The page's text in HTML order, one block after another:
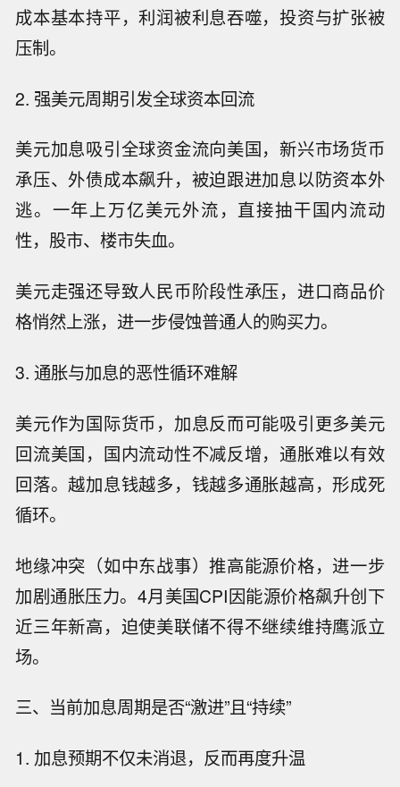
成本基本持平，利润被利息吞噬，投资与扩张被
压制。
2. 强美元周期引发全球资本回流
美元加息吸引全球资金流向美国，新兴市场货币
承压、外债成本飙升，被迫跟进加息以防资本外
逃。一年上万亿美元外流，直接抽干国内流动
性，股市、楼市失血。
美元走强还导致人民币阶段性承压，进口商品价
格悄然上涨，进一步侵蚀普通人的购买力。
3. 通胀与加息的恶性循环难解
美元作为国际货币，加息反而可能吸引更多美元
回流美国，国内流动性不减反增，通胀难以有效
回落。越加息钱越多，钱越多通胀越高，形成死
循环。
地缘冲突（如中东战事）推高能源价格，进一步
加剧通胀压力。4月美国CPI因能源价格飙升创下
近三年新高，迫使美联储不得不继续维持鹰派立
场。
三、当前加息周期是否“激进”且“持续”
1. 加息预期不仅未消退，反而再度升温